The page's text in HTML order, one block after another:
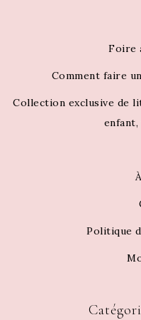
Foire
Comment faire
Collection exclusive de
enfant,
Politique